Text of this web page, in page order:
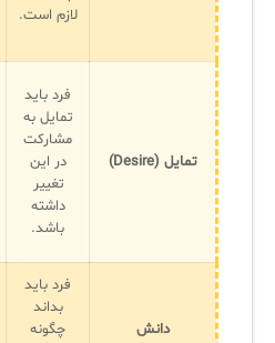
لازم است.
تمایل (Desire)
فرد باید
تمایل به
مشارکت
در این
تغییر
داشته
باشد.
دانش
فرد باید
بداند
چگونه